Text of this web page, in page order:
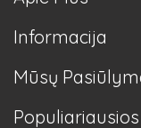
Informacija
Mūsų